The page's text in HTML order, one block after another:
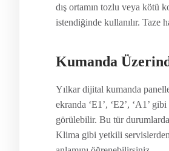
dış ortamın tozlu veya kötü
istendiğinde kullanılır. Taze
Kumanda
Yılkar dijital kumanda
ekranda ‘E1’, ‘E2’, ‘A1’
görülebilir. Bu tür
Klima gibi yetkili servislerden